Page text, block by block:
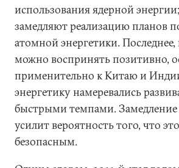
использования ядерной
замедляют реализацию планов
атомной энергетики.
можно воспринять позитивно,
применительно к Китаю и
энергетику намеревались
быстрыми темпами. Замедление
усилит вероятность того, что
безопасным.